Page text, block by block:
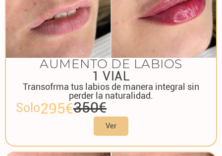
AUMENTO DE LABIOS
1 VIAL
Transofrma tus labios de manera integral sin
perder la naturalidad.
Solo295€350€
Ver